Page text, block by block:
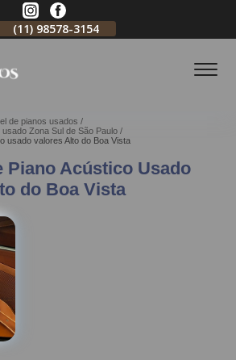
(11) 98578-3154
de pianos usados
Zona Sul de São Paulo
usado valores Alto do Boa Vista
Piano Acústico Usado
do Boa Vista